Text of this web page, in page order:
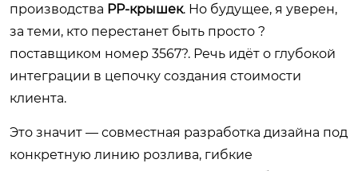
производства PP-крышек. Но будущее, я уверен,
за теми, кто перестанет быть просто ?
поставщиком номер 3567?. Речь идёт о глубокой
интеграции в цепочку создания стоимости
клиента.
Это значит — совместная разработка дизайна под
конкретную линию розлива, гибкие